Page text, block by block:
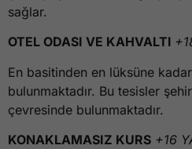
sağlar.
OTEL ODASI VE KAHVALTI
En basitinden en lüksüne
bulunmaktadır. Bu tesisler
çevresinde bulunmaktadır.
KONAKLAMASIZ KURS +16